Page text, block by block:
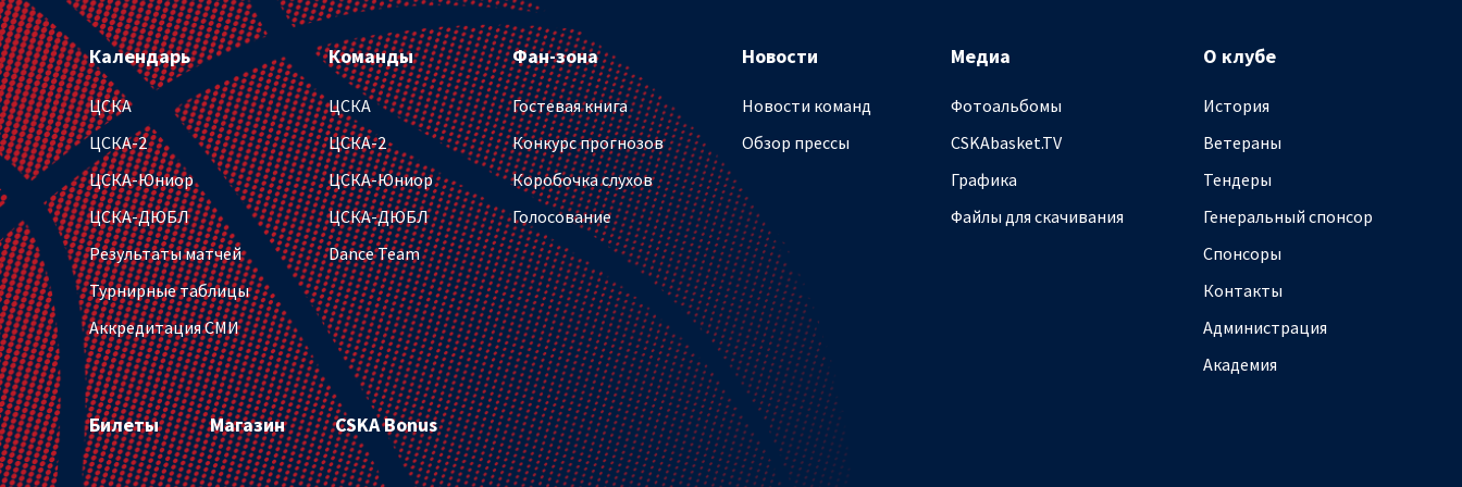
Календарь
ЦСКА
ЦСКА-2
ЦСКА-Юниор
ЦСКА-ДЮБЛ
Результаты матчей
Турнирные таблицы
Аккредитация СМИ
Команды
ЦСКА
ЦСКА-2
ЦСКА-Юниор
ЦСКА-ДЮБЛ
Dance Team
Фан-зона
Гостевая книга
Конкурс прогнозов
Коробочка слухов
Голосование
Новости
Новости команд
Обзор прессы
Медиа
Фотоальбомы
CSKAbasket.TV
Графика
Файлы для скачивания
О клубе
История
Ветераны
Тендеры
Генеральный спонсор
Спонсоры
Контакты
Администрация
Академия
Билеты Магазин CSKA Bonus